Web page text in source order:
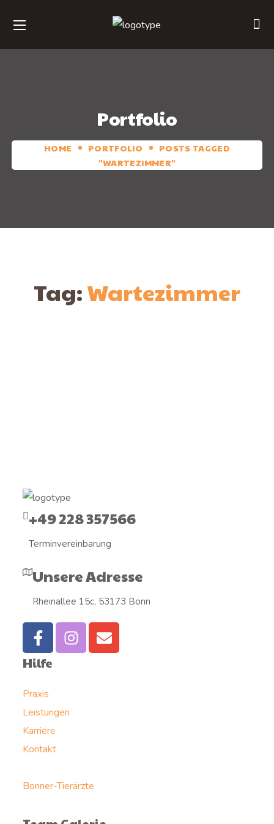
Portfolio
HOME PORTFOLIO
POSTS TAGGED
"WARTEZIMMER"
Tag:Wartezimmer
+49 228 357566
Terminvereinbarung
Unsere Adresse
Rheinallee 15c, 53173 Bonn
Hilfe
Praxis
Leistungen
Karriere
Kontakt
Bonner-Tierärzte